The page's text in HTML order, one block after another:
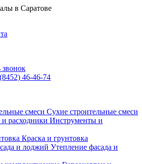
в Саратове
звонок
46-46-74
Сухие строительные смеси
Инструменты и
Краска и грунтовка
Утепление фасада и